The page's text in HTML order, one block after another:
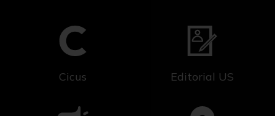
Cicus Editorial US